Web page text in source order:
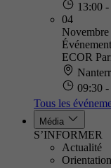
13:00
04
Novembre
Événement
ECOR
09:30
Tous les
Média
S’INFORMER
Actualité
Orientation